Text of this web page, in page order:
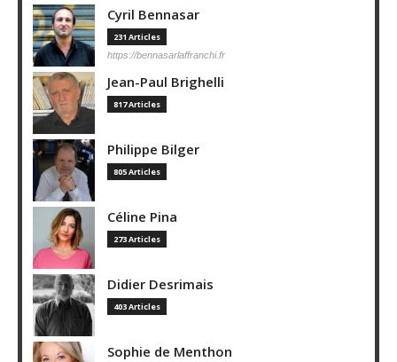
Cyril Bennasar
231 Articles
https://bennasarlaffranchi.fr
Jean-Paul Brighelli
817 Articles
Philippe Bilger
805 Articles
Céline Pina
273 Articles
Didier Desrimais
403 Articles
Sophie de Menthon